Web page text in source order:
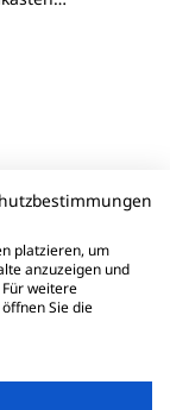
platzieren, um
anzuzeigen und
weitere
Sie die